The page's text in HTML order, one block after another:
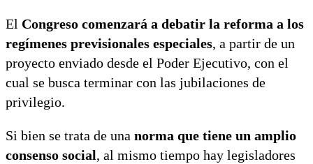
El Congreso comenzará a debatir la reforma a los
regímenes previsionales especiales, a partir de un
proyecto enviado desde el Poder Ejecutivo, con el
cual se busca terminar con las jubilaciones de
privilegio.
Si bien se trata de una norma que tiene un amplio
consenso social, al mismo tiempo hay legisladores